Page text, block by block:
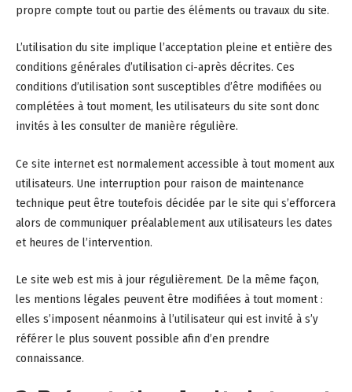
propre compte tout ou partie des éléments ou travaux du site.
L’utilisation du site implique l’acceptation pleine et entière des
conditions générales d’utilisation ci-après décrites. Ces
conditions d’utilisation sont susceptibles d’être modifiées ou
complétées à tout moment, les utilisateurs du site sont donc
invités à les consulter de manière régulière.
Ce site internet est normalement accessible à tout moment aux
utilisateurs. Une interruption pour raison de maintenance
technique peut être toutefois décidée par le site qui s’efforcera
alors de communiquer préalablement aux utilisateurs les dates
et heures de l’intervention.
Le site web est mis à jour régulièrement. De la même façon,
les mentions légales peuvent être modifiées à tout moment :
elles s’imposent néanmoins à l’utilisateur qui est invité à s’y
référer le plus souvent possible afin d’en prendre
connaissance.